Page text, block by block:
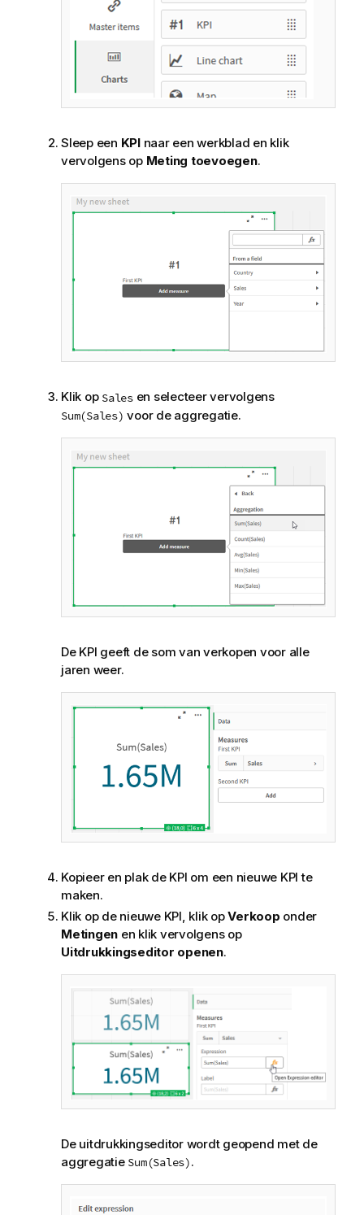
Sleep een KPInaar een werkblad en klik
vervolgens op Meting toevoegen.
Klik op Salesen selecteer vervolgens
Sum(Sales) voor de aggregatie.
De KPI geeft de som van verkopen voor alle
jaren weer.
Kopieer en plak de KPI om een nieuwe KPI te
maken.
Klik op de nieuwe KPI, klik opVerkoop onder
Metingen en klik vervolgens op
Uitdrukkingseditor openen.
De uitdrukkingseditor wordt geopend met de
aggregatie Sum(Sales).